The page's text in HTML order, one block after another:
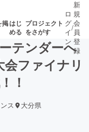
掲はじ
める
プロジェクト
をさがす
了が近いプ
ロ
グ
イ
ン
/
新
規
会
員
登
録
テンダーへ
会ファイナリ
！
ス 大分県